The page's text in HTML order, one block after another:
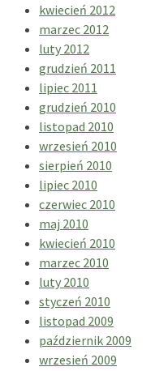
kwiecień 2012
marzec 2012
luty 2012
grudzień 2011
lipiec 2011
grudzień 2010
listopad 2010
wrzesień 2010
sierpień 2010
lipiec 2010
czerwiec 2010
maj 2010
kwiecień 2010
marzec 2010
luty 2010
styczeń 2010
listopad 2009
październik 2009
wrzesień 2009